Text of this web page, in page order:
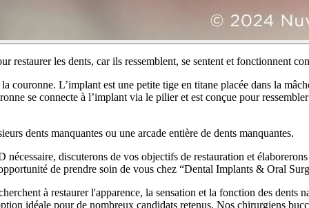
les dents, car ils ressemblent, se sentent et fonctionnent
couronne. L’implant est une petite tige en titane placée dans la
se connecte à l’implant via le pilier et est conçue pour
dents manquantes ou une arcade entière de dents manquantes.
discuterons de vos objectifs de restauration et
de prendre soin de vous chez “Dental Implants & Oral
à restaurer l'apparence, la sensation et la fonction des dents
idéale pour de nombreux candidats retenus. Nos chirurgiens